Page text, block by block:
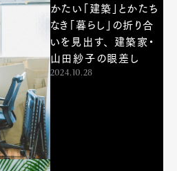
かたい「建築」とかたち
なき「暮らし」の折り合
いを見出す、 建築家・
山田紗子の眼差し
2024.10.28